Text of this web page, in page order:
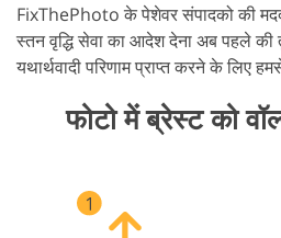
FixThePhoto के पेशेवर संपादको की
स्तन वृद्धि सेवा का आदेश देना अब पहले
यथार्थवादी परिणाम प्राप्त करने के लिए
फोटो में ब्रेस्ट को